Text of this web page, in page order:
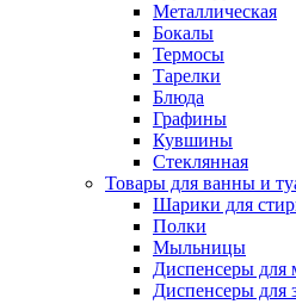
Металлическая
Бокалы
Термосы
Тарелки
Блюда
Графины
Кувшины
Стеклянная
Товары для ванны и
Шарики для
Полки
Мыльницы
Диспенсеры для
Диспенсеры для